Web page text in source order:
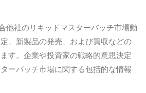
他社のリキッドマスターバッチ市場動
、新製品の発売、および買収などの
す。企業や投資家の戦略的意思決定
ーバッチ市場に関する包括的な情報